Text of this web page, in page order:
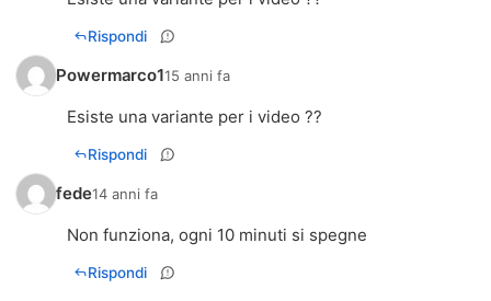
Rispondi
Powermarco115 anni fa
Rispondi
fede14 anni fa
Non funziona, ogni 10 minuti si spegne
Rispondi